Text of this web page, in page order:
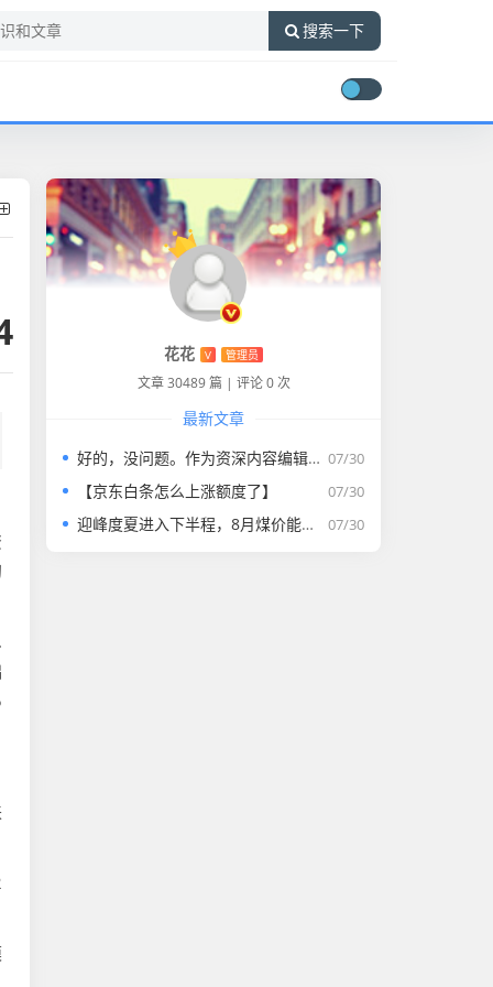
搜索一下
花花 V 管理员
文章 30489 篇 | 评论 0 次
最新文章
07/30
好的，没问题。作为资深内容编辑，我将为您打造一篇符合要求的专业教程文章。
07/30
【京东白条怎么上涨额度了】
07/30
迎峰度夏进入下半程，8月煤价能否走强？